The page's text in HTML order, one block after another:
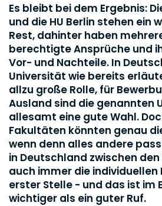
Es bleibt bei dem Ergebnis:
und die HU Berlin stehen ein
Rest, dahinter haben
berechtigte Ansprüche und
Vor- und Nachteile. In
Universität wie bereits
allzu große Rolle, für
Ausland sind die genannten
allesamt eine gute Wahl.
Fakultäten könnten genau
wenn denn alles andere
in Deutschland zwischen
auch immer die individuellen
erster Stelle - und das ist im
wichtiger als ein guter Ruf.